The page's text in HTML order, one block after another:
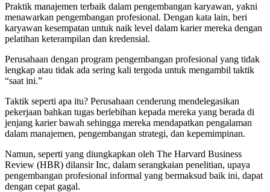
Praktik manajemen terbaik dalam pengembangan karyawan, yakni
menawarkan pengembangan profesional. Dengan kata lain, beri
karyawan kesempatan untuk naik level dalam karier mereka dengan
pelatihan keterampilan dan kredensial.
Perusahaan dengan program pengembangan profesional yang tidak
lengkap atau tidak ada sering kali tergoda untuk mengambil taktik
“saat ini.”
Taktik seperti apa itu? Perusahaan cenderung mendelegasikan
pekerjaan bahkan tugas berlebihan kepada mereka yang berada di
jenjang karier bawah sehingga mereka mendapatkan pengalaman
dalam manajemen, pengembangan strategi, dan kepemimpinan.
Namun, seperti yang diungkapkan oleh The Harvard Business
Review (HBR) dilansir Inc, dalam serangkaian penelitian, upaya
pengembangan profesional informal yang bermaksud baik ini, dapat
dengan cepat gagal.